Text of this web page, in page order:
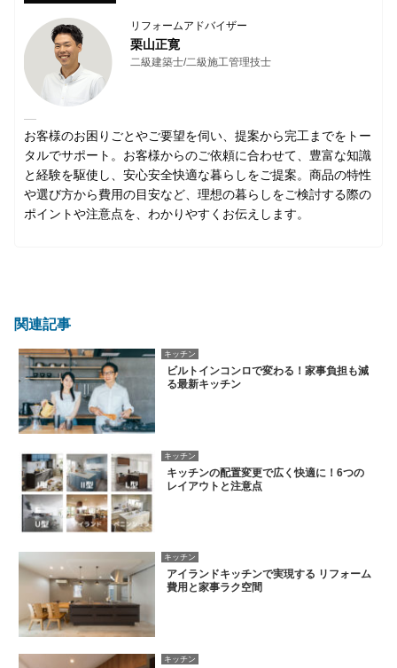
リフォームアドバイザー
栗山正寛
二級建築士/二級施工管理技士
お客様のお困りごとやご要望を伺い、提案から完工までをトー
タルでサポート。お客様からのご依頼に合わせて、豊富な知識
と経験を駆使し、安心安全快適な暮らしをご提案。商品の特性
や選び方から費用の目安など、理想の暮らしをご検討する際の
ポイントや注意点を、わかりやすくお伝えします。
関連記事
キッチン
ビルトインコンロで変わる！家事負担も減
る最新キッチン
キッチン
キッチンの配置変更で広く快適に！6つの
レイアウトと注意点
キッチン
アイランドキッチンで実現する リフォーム
費用と家事ラク空間
キッチン